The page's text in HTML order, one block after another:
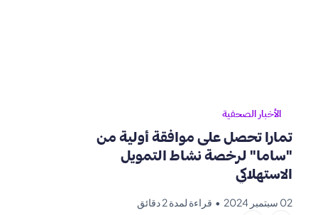
الأخبار الصحفية
تمارا تحصل على موافقة أولية من
"ساما" لرخصة نشاط التمويل
الاستهلاكي
02 سبتمبر 2024 • قراءة لمدة 2 دقائق